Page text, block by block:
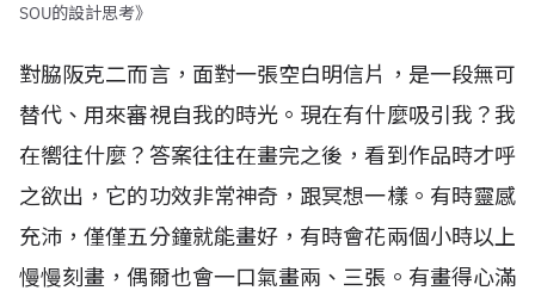
SOU的設計思考》
對脇阪克二而言，面對一張空白明信片，是一段無可
替代、用來審視自我的時光。現在有什麼吸引我？我
在嚮往什麼？答案往往在畫完之後，看到作品時才呼
之欲出，它的功效非常神奇，跟冥想一樣。有時靈感
充沛，僅僅五分鐘就能畫好，有時會花兩個小時以上
慢慢刻畫，偶爾也會一口氣畫兩、三張。有畫得心滿